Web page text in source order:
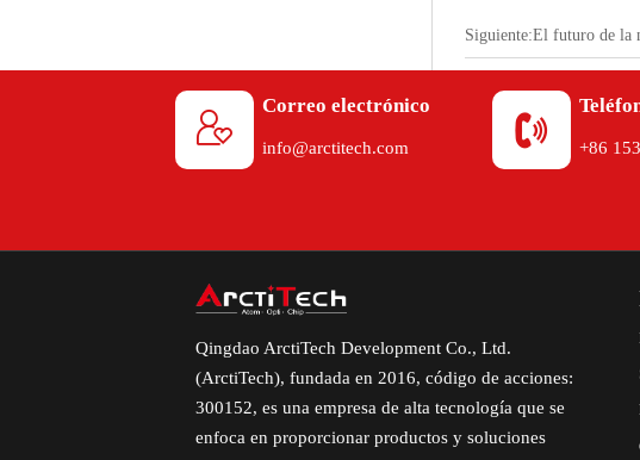
Siguiente:El futuro de la

Correo electrónico
info@arctitech.com

+86
Qingdao ArctiTech Development Co., Ltd.
(ArctiTech), fundada en 2016, código de acciones:
300152, es una empresa de alta tecnología que se
enfoca en proporcionar productos y soluciones